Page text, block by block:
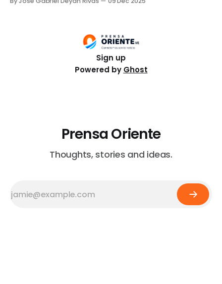
años y de incurrir en el delito de ultraje a funcionario
Sign up
Powered by Ghost
Prensa Oriente
Thoughts, stories and ideas.